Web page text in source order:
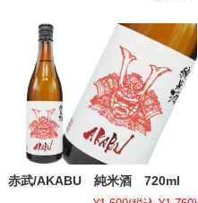
赤武/AKABU 純米酒 720ml